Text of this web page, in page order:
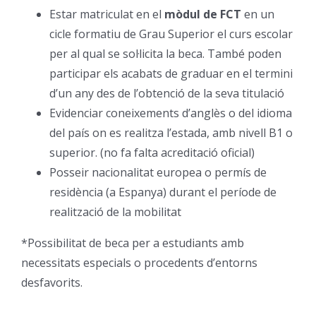
Estar matriculat en el mòdul de FCT en un
cicle formatiu de Grau Superior el curs escolar
per al qual se sol·licita la beca. També poden
participar els acabats de graduar en el termini
d’un any des de l’obtenció de la seva titulació
Evidenciar coneixements d’anglès o del idioma
del país on es realitza l’estada, amb nivell B1 o
superior. (no fa falta acreditació oficial)
Posseir nacionalitat europea o permís de
residència (a Espanya) durant el període de
realització de la mobilitat
*Possibilitat de beca per a estudiants amb
necessitats especials o procedents d’entorns
desfavorits.